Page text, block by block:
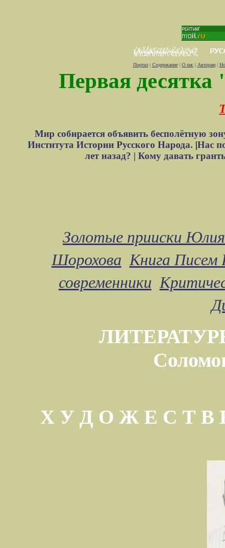
Портал| Содержание| О нас| Авторам|
Первая десятка
Мир собирается объявить бесполётную
Института Истории Русского Народа. |Нас
лет назад? | Кому давать
Золотые прииски
Шорохова Книга Писем
современники
Х У Д О Ж Е С Т